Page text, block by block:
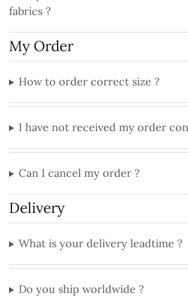
fabrics ?
My Order
How to order correct size ?
I have not received my order
Can I cancel my order ?
Delivery
What is your delivery leadtime ?
Do you ship worldwide ?